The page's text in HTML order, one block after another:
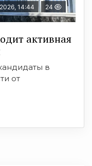
14:44 24
активная
в
от